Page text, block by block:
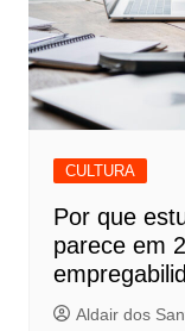
CULTURA
Por que
parece em
Aldair dos